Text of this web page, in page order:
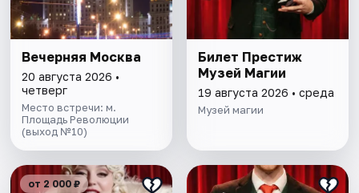
Вечерняя Москва
20 августа 2026 •
четверг
Место встречи: м.
Площадь Революции
(выход №10)
Билет Престиж
Музей Магии
19 августа 2026 • среда
Музей магии
от 2 000 ₽